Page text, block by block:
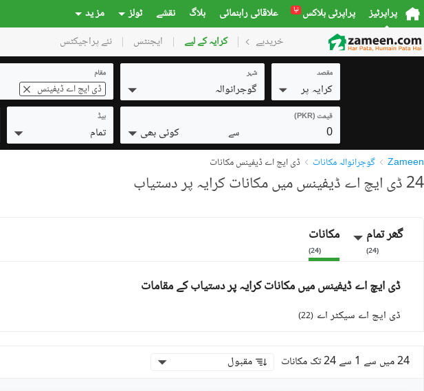
پراپرٹیز پراپرٹی بلاکس نیا علاقائی راہنمائی بلاگ نقشے ٹولز مز ید
خریدیے گھر پلاٹس کمرشل کرایہ کے لیے ایجنٹس نئے پراجیکٹس
مقصد
کرایہ پر
شہر
گوجرانوالہ
مقام
ڈی ایچ اے ڈیفینس
قیمت (PKR)
0 سے کوئی بھی
بیڈ
تمام
Zameen گوجرانوالہ مکانات ڈی ایچ اے ڈیفینس مکانات
24 ڈی ایچ اے ڈیفینس میں مکانات کرایہ پر دستیاب
گھر تمام
(
24
)
مکانات
(
24
)
ڈی ایچ اے ڈیفینس میں مکانات کرایہ پر دستیاب کے مقامات
ڈی ایچ اے سیکٹر اے (
22
)
24 میں سے 1 سے 24 تک مکانات مقبول